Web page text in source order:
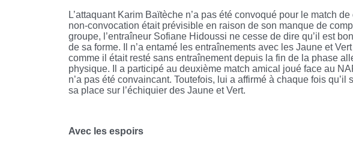
L’attaquant Karim Baïtèche n’a pas été convoqué pour le match
non-convocation était prévisible en raison de son manque de
groupe, l’entraîneur Sofiane Hidoussi ne cesse de dire qu’il est
de sa forme. Il n’a entamé les entraînements avec les Jaune et
comme il était resté sans entraînement depuis la fin de la phase
physique. Il a participé au deuxième match amical joué face au
n’a pas été convaincant. Toutefois, lui a affirmé à chaque fois qu’il
sa place sur l’échiquier des Jaune et Vert.
Avec les espoirs